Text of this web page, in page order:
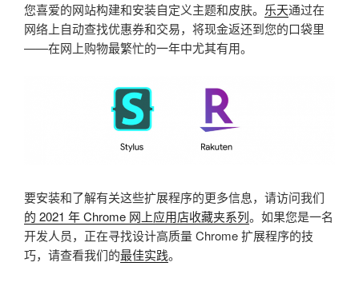
您喜爱的网站构建和安装自定义主题和皮肤。 乐天通过在
网络上自动查找优惠券和交易，将现金返还到您的口袋里
——在网上购物最繁忙的一年中尤其有用。
要安装和了解有关这些扩展程序的更多信息，请访问我们
的 2021 年 Chrome 网上应用店收藏夹系列。如果您是一名
开发人员，正在寻找设计高质量 Chrome 扩展程序的技
巧，请查看我们的最佳实践。